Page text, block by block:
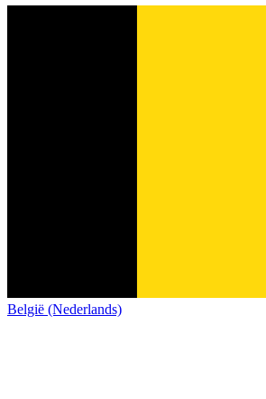
België (Nederlands)